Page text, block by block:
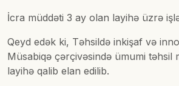
İcra müddəti 3 ay olan layihə üzrə
Qeyd edək ki, Təhsildə inkişaf və
Müsabiqə çərçivəsində ümumi təhsil
layihə qalib elan edilib.